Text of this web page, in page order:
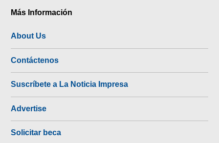
Más Información
About Us
Contáctenos
Suscríbete a La Noticia Impresa
Advertise
Solicitar beca